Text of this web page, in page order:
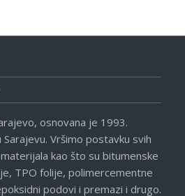
osnovana je 1993.
Vršimo postavku svih
kao što su bitumenske
TPO folije, polimercementne
podovi i premazi i drugo.